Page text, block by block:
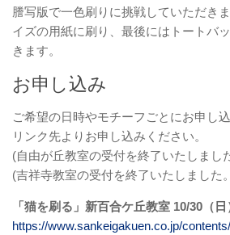
謄写版で一色刷りに挑戦していただき
イズの用紙に刷り、最後にはトートバ
きます。
お申し込み
ご希望の日時やモチーフごとにお申し
リンク先よりお申し込みください。
(自由が丘教室の受付を終了いたしまし
(吉祥寺教室の受付を終了いたしました
「猫を刷る」新百合ケ丘教室 10/30（
https://www.sankeigakuen.co.jp/